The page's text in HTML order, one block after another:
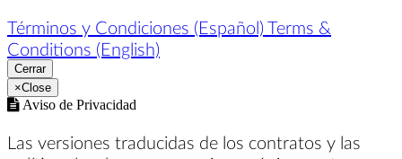
Términos y Condiciones (Español) Terms &
Conditions (English)
Cerrar
×Close
Aviso de Privacidad
Las versiones traducidas de los contratos y las